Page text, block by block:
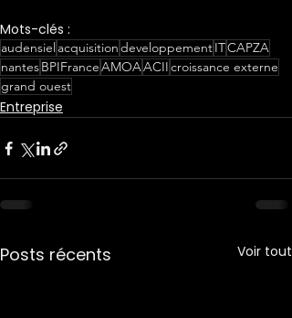
Mots-clés :
audensiel acquisitiondeveloppementITCAPZA
nantesBPIFranceAMOAACIIcroissance externe
grand ouest
Entreprise
Posts récents Voir tout